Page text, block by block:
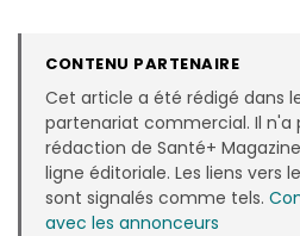
CONTENU PARTENAIRE
Cet article a été rédigé dans
partenariat commercial. Il n'a
rédaction de Santé+
ligne éditoriale. Les liens vers
sont signalés comme tels.
avec les annonceurs